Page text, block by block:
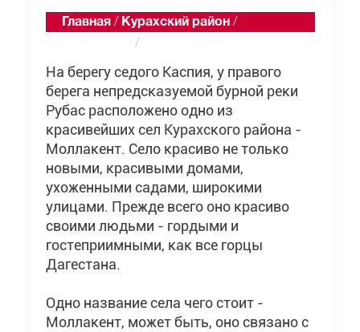
Главная / Курахский район /
/
На берегу седого Каспия, у правого
берега непредсказуемой бурной реки
Рубас расположено одно из
красивейших сел Курахского района -
Моллакент. Село красиво не только
новыми, красивыми домами,
ухоженными садами, широкими
улицами. Прежде всего оно красиво
своими людьми - гордыми и
гостеприимными, как все горцы
Дагестана.
Одно название села чего стоит -
Моллакент, может быть, оно связано с